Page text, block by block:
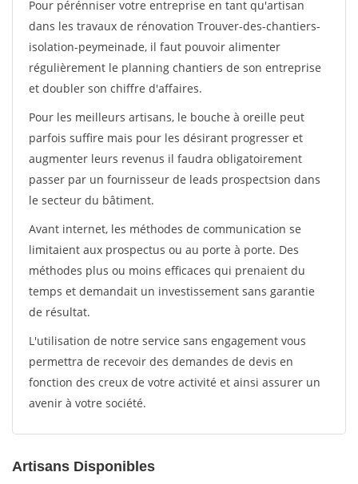
Pour pérénniser votre entreprise en tant qu'artisan
dans les travaux de rénovation Trouver-des-chantiers-
isolation-peymeinade, il faut pouvoir alimenter
régulièrement le planning chantiers de son entreprise
et doubler son chiffre d'affaires.
Pour les meilleurs artisans, le bouche à oreille peut
parfois suffire mais pour les désirant progresser et
augmenter leurs revenus il faudra obligatoirement
passer par un fournisseur de leads prospectsion dans
le secteur du bâtiment.
Avant internet, les méthodes de communication se
limitaient aux prospectus ou au porte à porte. Des
méthodes plus ou moins efficaces qui prenaient du
temps et demandait un investissement sans garantie
de résultat.
L'utilisation de notre service sans engagement vous
permettra de recevoir des demandes de devis en
fonction des creux de votre activité et ainsi assurer un
avenir à votre société.
Artisans Disponibles